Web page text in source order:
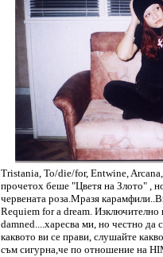
Tristania, To/die/for, Entwine,
прочетох беше "Цветя на Злото" ,
червената роза.Мразя
Requiem for a dream.
damned....харесва ми, но честно да
каквото ви се прави, слушайте
съм сигурна,че по отношение на